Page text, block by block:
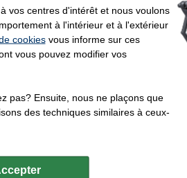
Longeur de ruban:
cet article
à ruban
jaune
vos centres d'intérêt et nous voulons
à l'intérieur et à l'extérieur
cookiesvous informe sur ces
vous pouvez modifier vos
pas? Ensuite, nous ne plaçons que
des techniques similaires à ceux-